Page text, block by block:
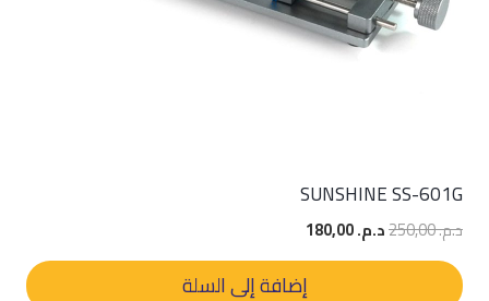
SUNSHINE SS-601G
د.م.250,00
السعر
الأصلي
د.م.
الحالي
هو:
إضافة إلى السلة